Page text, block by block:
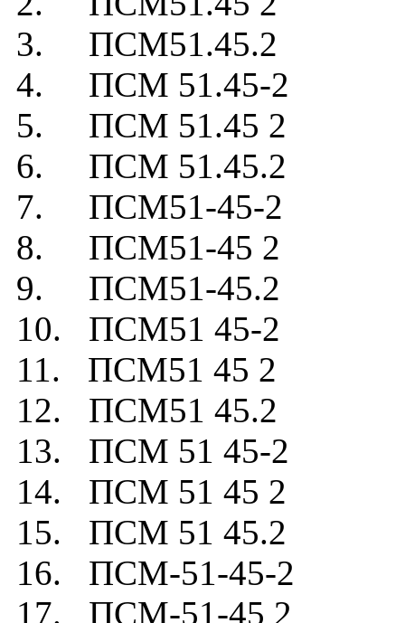
3. ПСМ51.45.2
4. ПСМ 51.45-2
5. ПСМ 51.45 2
6. ПСМ 51.45.2
7. ПСМ51-45-2
8. ПСМ51-45 2
9. ПСМ51-45.2
10. ПСМ51 45-2
11. ПСМ51 45 2
12. ПСМ51 45.2
13. ПСМ 51 45-2
14. ПСМ 51 45 2
15. ПСМ 51 45.2
16. ПСМ-51-45-2
17. ПСМ-51-45 2